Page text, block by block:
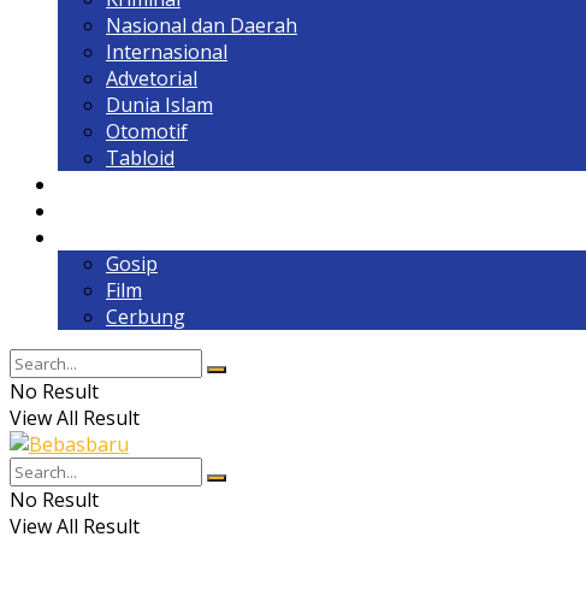
Nasional dan Daerah
Internasional
Advetorial
Dunia Islam
Otomotif
Tabloid
Gosip
Film
Cerbung
No Result
View All Result
No Result
View All Result